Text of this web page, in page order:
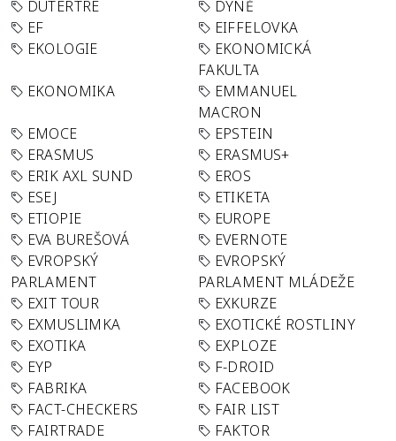
DUTERTRE
DÝNĚ
EF
EIFFELOVKA
EKOLOGIE
EKONOMICKÁ
FAKULTA
EKONOMIKA
EMMANUEL
MACRON
EMOCE
EPSTEIN
ERASMUS
ERASMUS+
ERIK AXL SUND
EROS
ESEJ
ETIKETA
ETIOPIE
EUROPE
EVA BUREŠOVÁ
EVERNOTE
EVROPSKÝ
PARLAMENT
EVROPSKÝ
PARLAMENT MLÁDEŽE
EXIT TOUR
EXKURZE
EXMUSLIMKA
EXOTICKÉ ROSTLINY
EXOTIKA
EXPLOZE
EYP
F-DROID
FABRIKA
FACEBOOK
FACT-CHECKERS
FAIR LIST
FAIRTRADE
FAKTOR